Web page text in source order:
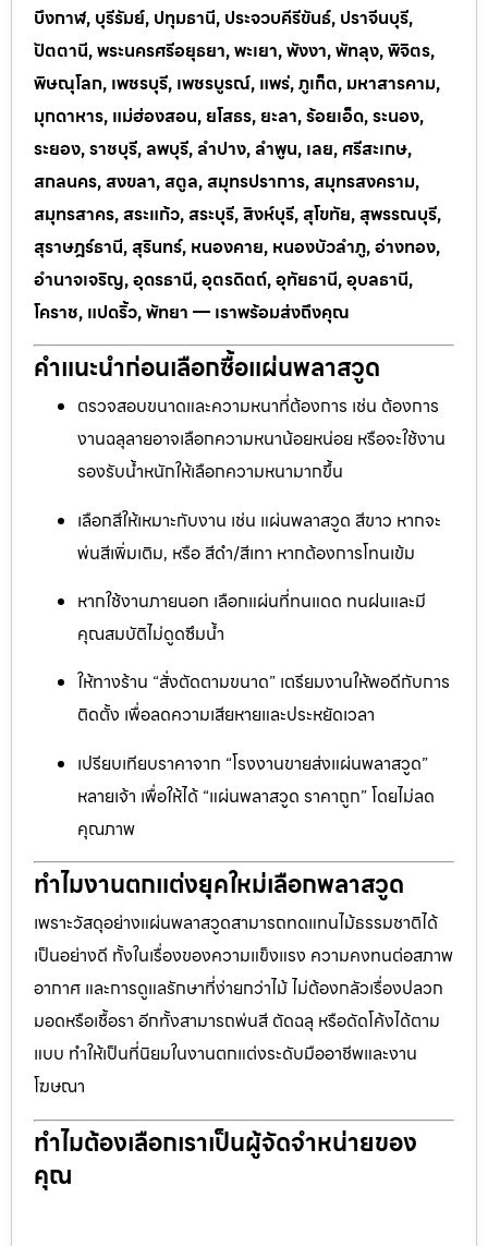
บึงกาฬ, บุรีรัมย์, ปทุมธานี, ประจวบคีรีขันธ์, ปราจีนบุรี,
ปัตตานี, พระนครศรีอยุธยา, พะเยา, พังงา, พัทลุง, พิจิตร,
พิษณุโลก, เพชรบุรี, เพชรบูรณ์, แพร่, ภูเก็ต, มหาสารคาม,
มุกดาหาร, แม่ฮ่องสอน, ยโสธร, ยะลา, ร้อยเอ็ด, ระนอง,
ระยอง, ราชบุรี, ลพบุรี, ลำปาง, ลำพูน, เลย, ศรีสะเกษ,
สกลนคร, สงขลา, สตูล, สมุทรปราการ, สมุทรสงคราม,
สมุทรสาคร, สระแก้ว, สระบุรี, สิงห์บุรี, สุโขทัย, สุพรรณบุรี,
สุราษฎร์ธานี, สุรินทร์, หนองคาย, หนองบัวลำภู, อ่างทอง,
อำนาจเจริญ, อุดรธานี, อุตรดิตถ์, อุทัยธานี, อุบลธานี,
โคราช, แปดริ้ว, พัทยา — เราพร้อมส่งถึงคุณ
คำแนะนำก่อนเลือกซื้อแผ่นพลาสวูด
ตรวจสอบขนาดและความหนาที่ต้องการ เช่น ต้องการ
งานฉลุลายอาจเลือกความหนาน้อยหน่อย หรือจะใช้งาน
รองรับน้ำหนักให้เลือกความหนามากขึ้น
เลือกสีให้เหมาะกับงาน เช่น แผ่นพลาสวูด สีขาว หากจะ
พ่นสีเพิ่มเติม, หรือ สีดำ/สีเทา หากต้องการโทนเข้ม
หากใช้งานภายนอก เลือกแผ่นที่ทนแดด ทนฝนและมี
คุณสมบัติไม่ดูดซึมน้ำ
ให้ทางร้าน “สั่งตัดตามขนาด” เตรียมงานให้พอดีกับการ
ติดตั้ง เพื่อลดความเสียหายและประหยัดเวลา
เปรียบเทียบราคาจาก “โรงงานขายส่งแผ่นพลาสวูด”
หลายเจ้า เพื่อให้ได้ “แผ่นพลาสวูด ราคาถูก” โดยไม่ลด
คุณภาพ
ทำไมงานตกแต่งยุคใหม่เลือกพลาสวูด
เพราะวัสดุอย่างแผ่นพลาสวูดสามารถทดแทนไม้ธรรมชาติได้
เป็นอย่างดี ทั้งในเรื่องของความแข็งแรง ความคงทนต่อสภาพ
อากาศ และการดูแลรักษาที่ง่ายกว่าไม้ ไม่ต้องกลัวเรื่องปลวก
มอดหรือเชื้อรา อีกทั้งสามารถพ่นสี ตัดฉลุ หรือดัดโค้งได้ตาม
แบบ ทำให้เป็นที่นิยมในงานตกแต่งระดับมืออาชีพและงาน
โฆษณา
ทำไมต้องเลือกเราเป็นผู้จัดจำหน่ายของ
คุณ